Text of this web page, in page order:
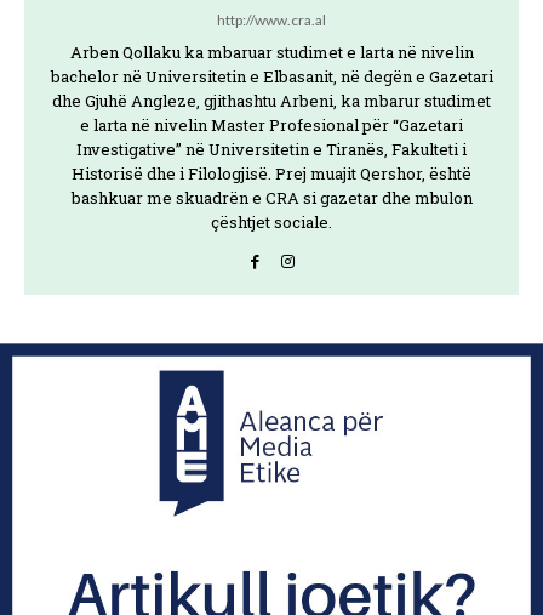
http://www.cra.al
Arben Qollaku ka mbaruar studimet e larta në nivelin
bachelor në Universitetin e Elbasanit, në degën e Gazetari
dhe Gjuhë Angleze, gjithashtu Arbeni, ka mbarur studimet
e larta në nivelin Master Profesional për “Gazetari
Investigative” në Universitetin e Tiranës, Fakulteti i
Historisë dhe i Filologjisë. Prej muajit Qershor, është
bashkuar me skuadrën e CRA si gazetar dhe mbulon
çështjet sociale.